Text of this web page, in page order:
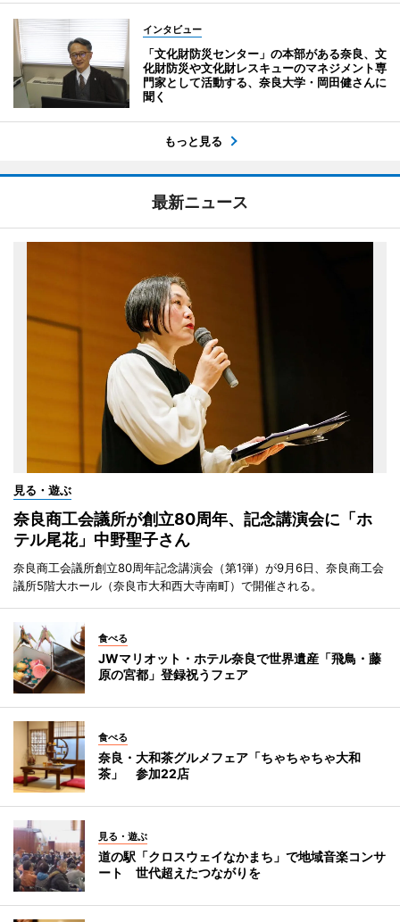
インタビュー
「文化財防災センター」の本部がある奈良、文
化財防災や文化財レスキューのマネジメント専
門家として活動する、奈良大学・岡田健さんに
聞く
もっと見る
最新ニュース
見る・遊ぶ
奈良商工会議所が創立80周年、記念講演会に「ホ
テル尾花」中野聖子さん
奈良商工会議所創立80周年記念講演会（第1弾）が9月6日、奈良商工会
議所5階大ホール（奈良市大和西大寺南町）で開催される。
食べる
JWマリオット・ホテル奈良で世界遺産「飛鳥・藤
原の宮都」登録祝うフェア
食べる
奈良・大和茶グルメフェア「ちゃちゃちゃ大和
茶」 参加22店
見る・遊ぶ
道の駅「クロスウェイなかまち」で地域音楽コンサ
ート 世代超えたつながりを